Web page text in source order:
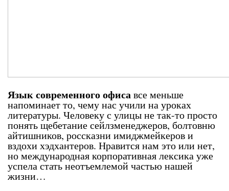
Язык современного офисавсе меньше
напоминает то, чему нас учили на уроках
литературы. Человеку с улицы не так-то просто
понять щебетание сейлзменеджеров, болтовню
айтишников, россказни имиджмейкеров и
вздохи хэдхантеров. Нравится нам это или нет,
но международная корпоративная лексика уже
успела стать неотъемлемой частью нашей
жизни…